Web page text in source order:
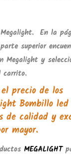
Megalight. En la
superior
Megalight y
carrito.
precio de los
Bombillo
de calidad y
mayor.
MEGALIGHT